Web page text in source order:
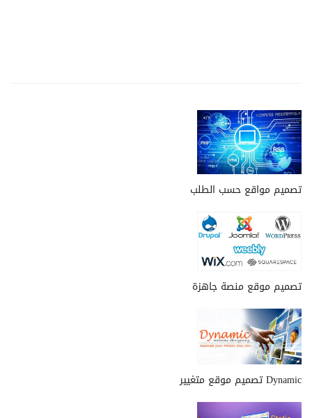
المواقع عن طريق نظام إدارة المحتوى. هذا يعني أنك
سوف تكون قادرا على إجراء التحديثات دون الحاجة إلى
أي معرفةHTML أو أي برنامج الموقع
لمزيد من المعلومات يرجى التواصل على الارقام
00905444190970
00902124232033
تصميم مواقع حسب الطلب
تصميم موقع منصة جاهزة
تصميم موقع متغيير Dynamic